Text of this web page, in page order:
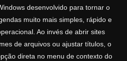
desenvolvido para tornar o
muito mais simples, rápido e
Ao invés de abrir sites
de arquivos ou ajustar títulos, o
direta no menu de contexto do